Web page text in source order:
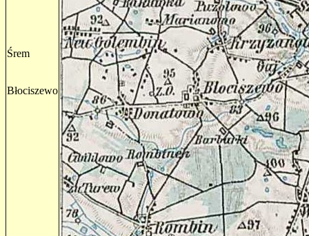
Śrem
Błociszewo